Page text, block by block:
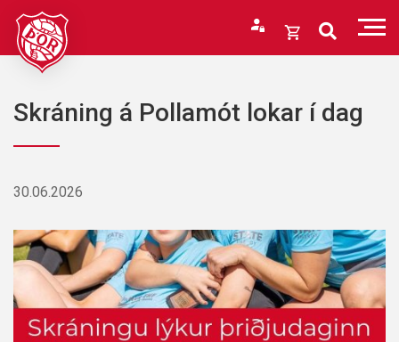
Fara
efni
Opna
Karfan þín
Loka
Skráning á Pollamót lokar í dag
30.06.2026